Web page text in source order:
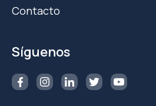
Contacto
Síguenos